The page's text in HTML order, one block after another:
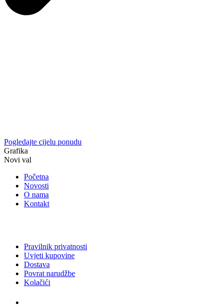
Pogledajte cijelu ponudu
Grafika
Novi val
Početna
Novosti
O nama
Kontakt
Pravilnik privatnosti
Uvjeti kupovine
Dostava
Povrat narudžbe
Kolačići